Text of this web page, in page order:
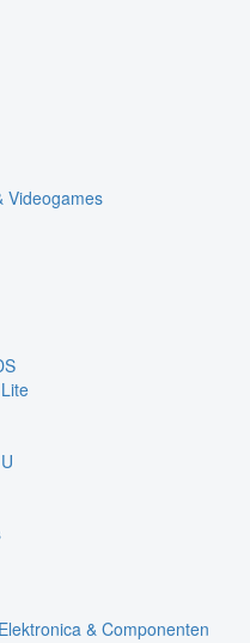
Videogames
Elektronica & Componenten